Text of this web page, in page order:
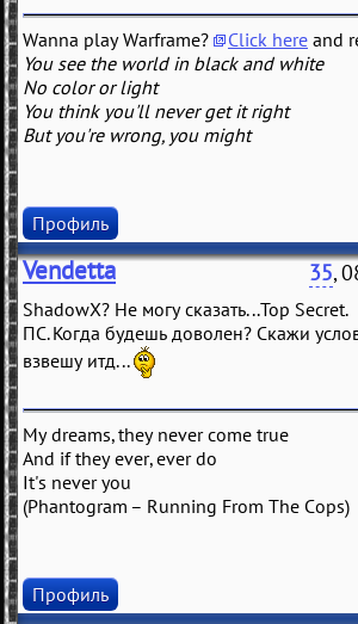
Wanna play Warframe? Click here and
You see the world in black and white
No color or light
You think you'll never get it right
But you're wrong, you might
Профиль
Vendetta 35,
ShadowX? Не могу сказать...Top Secret.
ПС. Когда будешь доволен? Скажи
взвешу итд...
My dreams, they never come true
And if they ever, ever do
It's never you
(Phantogram – Running From The Cops)
Профиль